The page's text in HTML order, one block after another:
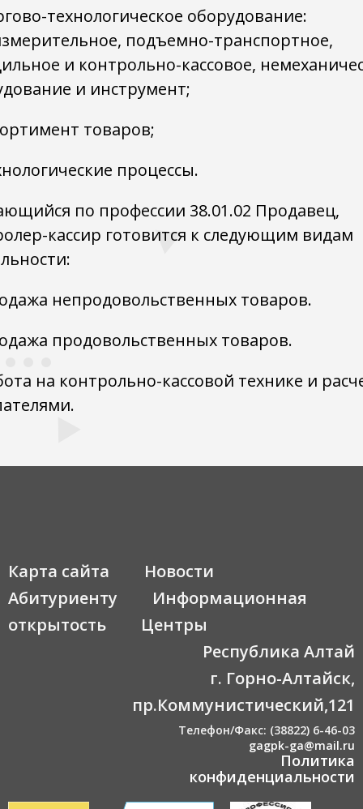
технологическое оборудование:
подъемно-транспортное,
и контрольно-кассовое,
и инструмент;
товаров;
процессы.
по профессии 38.01.02 Продавец,
кассир готовится к следующим видам
непродовольственных товаров.
продовольственных товаров.
на контрольно-кассовой технике и
Карта сайта
Новости
Абитуриенту
Информационная
открытость
Центры
Республика Алтай
г. Горно-Алтайск,
пр.Коммунистический,121
Телефон/Факс: (38822) 6-46-03
gagpk-ga@mail.ru
Политика
конфиденциальности